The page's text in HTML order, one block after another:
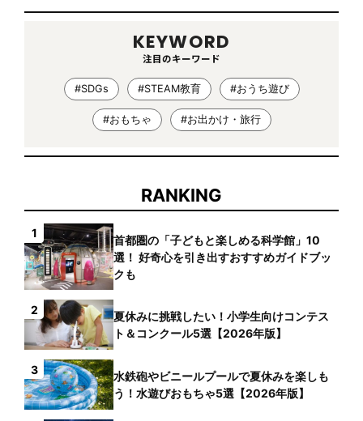
KEYWORD
注目のキーワード
#SDGs #STEAM教育 #おうち遊び
#おもちゃ #お出かけ・旅行
RANKING
1
首都圏の「子どもと楽しめる科学館」10
選！ 好奇心を引き出すおすすめガイドブッ
クも
2
夏休みに挑戦したい！小学生向けコンテス
ト＆コンクール5選【2026年版】
3
水鉄砲やビニールプールで夏休みを楽しも
う！水遊びおもちゃ5選【2026年版】